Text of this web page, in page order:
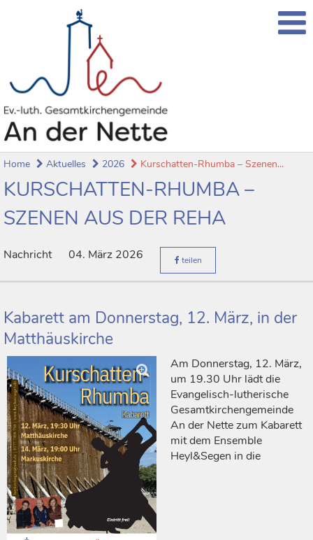
Home Aktuelles 2026 Kurschatten-Rhumba – Szenen...
KURSCHATTEN-RHUMBA –
SZENEN AUS DER REHA
Nachricht 04. März 2026 teilen
Kabarett am Donnerstag, 12. März, in der
Matthäuskirche
Am Donnerstag, 12. März,
um 19.30 Uhr lädt die
Evangelisch-lutherische
Gesamtkirchengemeinde
An der Nette zum Kabarett
mit dem Ensemble
Heyl&Segen in die